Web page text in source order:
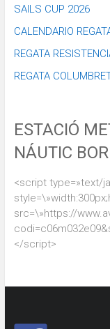
SAILS CUP 2026
CALENDARIO
REGATA
REGATA
ESTACIÓ
NÁUTIC
<script type=»text/
src=\»https://
</script>